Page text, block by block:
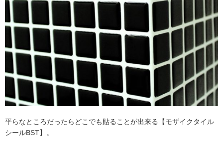
平らなところだったらどこでも貼ることが出来る【モザイクタイル
シールBST】。